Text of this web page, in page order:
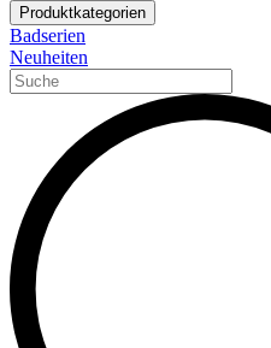
Produktkategorien
Badserien
Neuheiten